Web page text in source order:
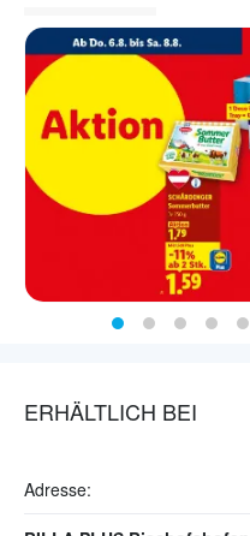
ERHÄLTLICH BEI
Adresse: